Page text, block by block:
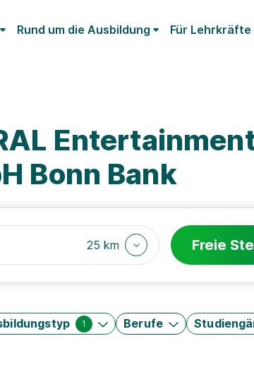
Rund um die Ausbildung Für Lehrkräfte
Bonn Bank
25 km Freie
1 Berufe